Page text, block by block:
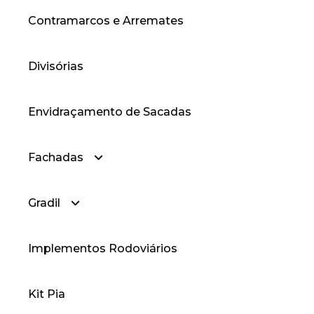
— Cantoneiras Abas Iguais
Contramarcos e Arremates
Divisórias
Envidraçamento de Sacadas
Fachadas
— Fachadas Cortina
— Fachadas Style
Gradil
— Gradil
— Gradil Prime
Implementos Rodoviários
Kit Pia